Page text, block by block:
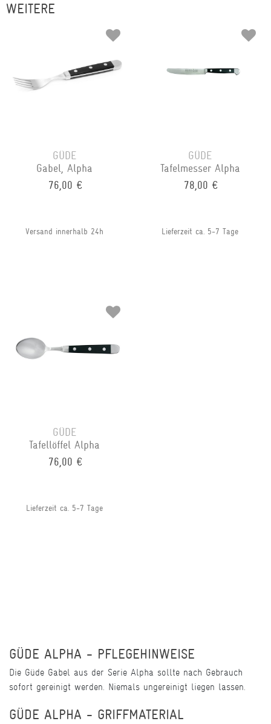
WEITERE
GÜDE
Gabel, Alpha
76,00 €
Versand innerhalb 24h
GÜDE
Tafelmesser Alpha
78,00 €
Lieferzeit ca. 5-7 Tage
GÜDE
Tafellöffel Alpha
76,00 €
Lieferzeit ca. 5-7 Tage
GÜDE ALPHA - PFLEGEHINWEISE
Die Güde Gabel aus der Serie Alpha sollte nach Gebrauch
sofort gereinigt werden. Niemals ungereinigt liegen lassen.
GÜDE ALPHA - GRIFFMATERIAL